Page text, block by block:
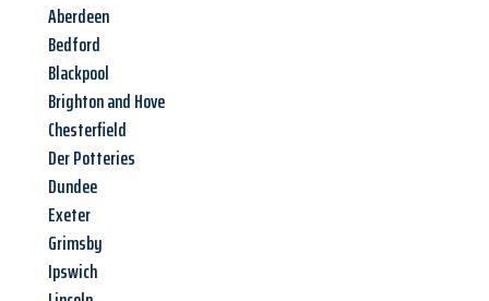
Aberdeen
Bedford
Blackpool
Brighton and Hove
Chesterfield
Der Potteries
Dundee
Exeter
Grimsby
Ipswich